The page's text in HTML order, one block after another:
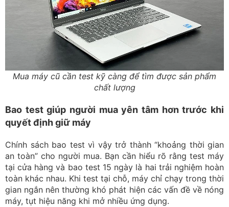
Mua máy cũ cần test kỹ càng để tìm được sản phẩm
chất lượng
Bao test giúp người mua yên tâm hơn trước khi
quyết định giữ máy
Chính sách bao test vì vậy trở thành “khoảng thời gian
an toàn” cho người mua. Bạn cần hiểu rõ rằng test máy
tại cửa hàng và bao test 15 ngày là hai trải nghiệm hoàn
toàn khác nhau. Khi test tại chỗ, máy chỉ chạy trong thời
gian ngắn nên thường khó phát hiện các vấn đề về nóng
máy, tụt hiệu năng khi mở nhiều ứng dụng.